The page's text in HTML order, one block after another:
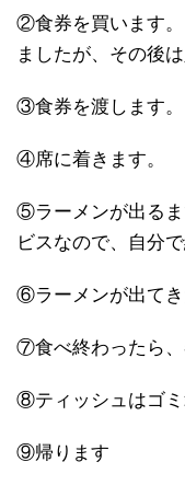
②食券を買います。
ましたが、その後
③食券を渡します。
④席に着きます。
⑤ラーメンが出る
ビスなので、自分
⑥ラーメンが出てき
⑦食べ終わったら、
⑧ティッシュはゴミ
⑨帰ります